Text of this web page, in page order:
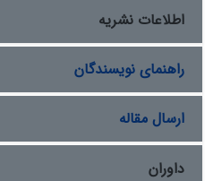
است. بیشترین وزن خشک ریشه
با کاربرد 4 گرم زئولیت
گیاهی مورد نظر در هیچ یک
نداشت.
اطلاعات نشریه
راهنمای نویسندگان
ارسال مقاله
داوران